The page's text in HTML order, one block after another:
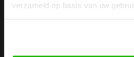
verzameld op basis van uw